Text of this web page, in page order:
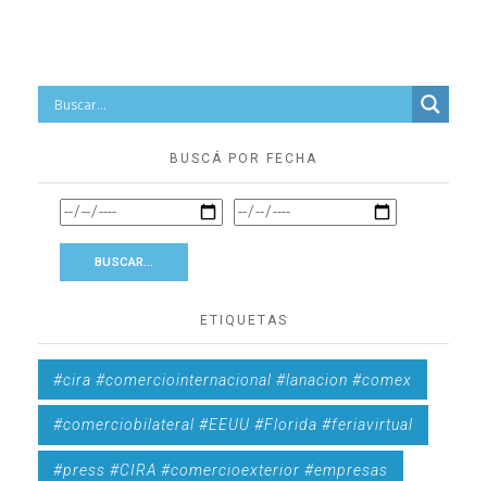
BUSCÁ POR FECHA
ETIQUETAS
#cira #comerciointernacional #lanacion #comex
#comerciobilateral #EEUU #Florida #feriavirtual
#press #CIRA #comercioexterior #empresas